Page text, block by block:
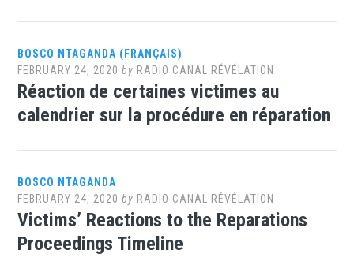
BOSCO NTAGANDA (FRANÇAIS)
FEBRUARY 24, 2020 by RADIO CANAL RÉVÉLATION
Réaction de certaines victimes au
calendrier sur la procédure en réparation
BOSCO NTAGANDA
FEBRUARY 24, 2020 by RADIO CANAL RÉVÉLATION
Victims’ Reactions to the Reparations
Proceedings Timeline